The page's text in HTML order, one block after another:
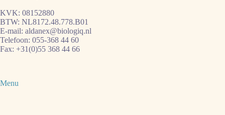
KVK: 08152880
BTW: NL8172.48.778.B01
E-mail: aldanex@biologiq.nl
Telefoon: 055-368 44 60
Fax: +31(0)55 368 44 66
Menu